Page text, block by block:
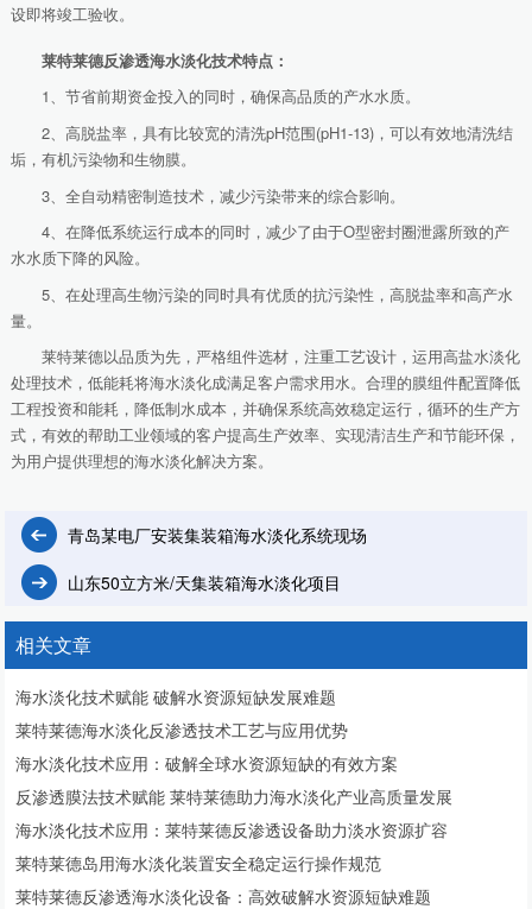
设即将竣工验收。
莱特莱德反渗透海水淡化技术特点：
1、节省前期资金投入的同时，确保高品质的产水水质。
2、高脱盐率，具有比较宽的清洗pH范围(pH1-13)，可以有效地清洗结
垢，有机污染物和生物膜。
3、全自动精密制造技术，减少污染带来的综合影响。
4、在降低系统运行成本的同时，减少了由于O型密封圈泄露所致的产
水水质下降的风险。
5、在处理高生物污染的同时具有优质的抗污染性，高脱盐率和高产水
量。
莱特莱德以品质为先，严格组件选材，注重工艺设计，运用高盐水淡化
处理技术，低能耗将海水淡化成满足客户需求用水。合理的膜组件配置降低
工程投资和能耗，降低制水成本，并确保系统高效稳定运行，循环的生产方
式，有效的帮助工业领域的客户提高生产效率、实现清洁生产和节能环保，
为用户提供理想的海水淡化解决方案。
青岛某电厂安装集装箱海水淡化系统现场
山东50立方米/天集装箱海水淡化项目
相关文章
海水淡化技术赋能 破解水资源短缺发展难题
莱特莱德海水淡化反渗透技术工艺与应用优势
海水淡化技术应用：破解全球水资源短缺的有效方案
反渗透膜法技术赋能 莱特莱德助力海水淡化产业高质量发展
海水淡化技术应用：莱特莱德反渗透设备助力淡水资源扩容
莱特莱德岛用海水淡化装置安全稳定运行操作规范
莱特莱德反渗透海水淡化设备：高效破解水资源短缺难题